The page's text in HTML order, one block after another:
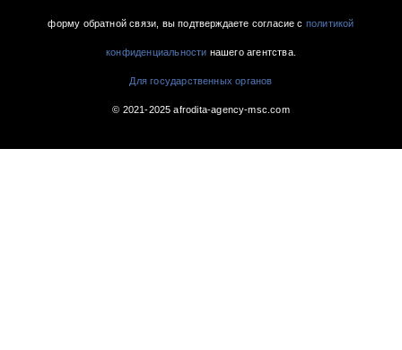
форму обратной связи, вы подтверждаете согласие с политикой
конфиденциальности нашего агентства.
Для государственных органов
© 2021-2025 afrodita-agency-msc.com